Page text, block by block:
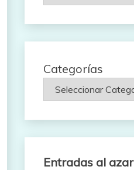
Categorías
Entradas al azar